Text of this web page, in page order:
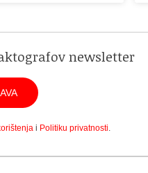
newsletter
i Politiku privatnosti.